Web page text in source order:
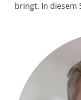
bringt. In diesem